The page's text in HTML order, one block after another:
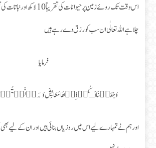
چلا ہے اللہ تعالٰی ان سب کو رزق دے رہے ہیں
فرمایا
وَجَعَلۡنَا لَـكُمۡ فِيۡهَا مَعَايِشَ وَمَنۡ لَّسۡتُمۡ
اور ہم نے تمہارے لیے اس میں روزیاں بنائی ہیں اور ان کے لیے